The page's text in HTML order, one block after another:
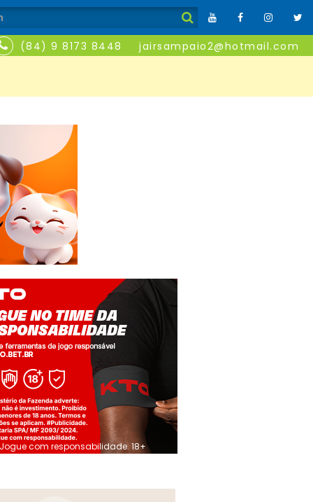
(84) 9 8173 8448 jairsampaio2@hotmail.com
Jogue com responsabilidade. 18+